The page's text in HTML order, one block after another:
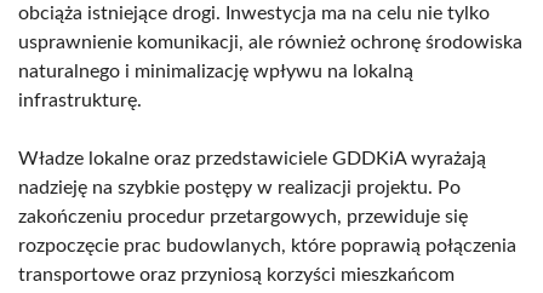
obciąża istniejące drogi. Inwestycja ma na celu nie tylko
usprawnienie komunikacji, ale również ochronę środowiska
naturalnego i minimalizację wpływu na lokalną
infrastrukturę.
Władze lokalne oraz przedstawiciele GDDKiA wyrażają
nadzieję na szybkie postępy w realizacji projektu. Po
zakończeniu procedur przetargowych, przewiduje się
rozpoczęcie prac budowlanych, które poprawią połączenia
transportowe oraz przyniosą korzyści mieszkańcom